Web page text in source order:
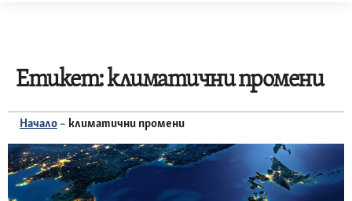
Етикет:климатични промени
Начало – климатични промени